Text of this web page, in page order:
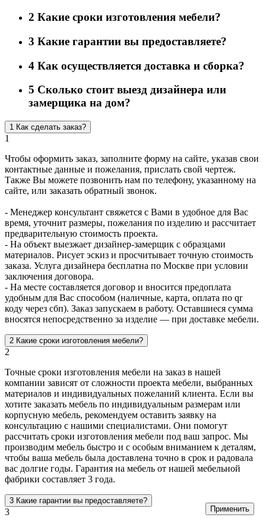
Применить
2 Какие сроки изготовления мебели?
3 Какие гарантии вы предоставляете?
4 Как осуществляется доставка и сборка?
5 Сколько стоит выезд дизайнера или
замерщика на дом?
1 Как сделать заказ?
1
Чтобы оформить заказ, заполните форму на сайте, указав свои
контактные данные и пожелания, прислать свой чертеж.
Также Вы можете позвонить нам по телефону, указанному на
сайте, или заказать обратный звонок.
- Менеджер консультант свяжется с Вами в удобное для Вас
время, уточнит размеры, пожелания по изделию и рассчитает
предварительную стоимость проекта.
- На объект выезжает дизайнер-замерщик с образцами
материалов. Рисует эскиз и просчитывает точную стоимость
заказа. Услуга дизайнера бесплатна по Москве при условии
заключения договора.
- На месте составляется договор и вносится предоплата
удобным для Вас способом (наличные, карта, оплата по qr
коду через сбп). Заказ запускаем в работу. Оставшиеся сумма
вносятся непосредственно за изделие — при доставке мебели.
2 Какие сроки изготовления мебели?
2
Точные сроки изготовления мебели на заказ в нашей
компании зависят от сложности проекта мебели, выбранных
материалов и индивидуальных пожеланий клиента. Если вы
хотите заказать мебель по индивидуальным размерам или
корпусную мебель, рекомендуем оставить заявку на
консультацию с нашими специалистами. Они помогут
рассчитать сроки изготовления мебели под ваш запрос. Мы
производим мебель быстро и с особым вниманием к деталям,
чтобы ваша мебель была доставлена точно в срок и радовала
вас долгие годы. Гарантия на мебель от нашей мебельной
фабрики составляет 3 года.
3 Какие гарантии вы предоставляете?
3